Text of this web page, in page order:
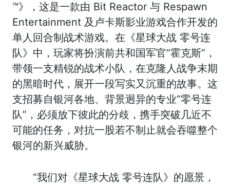
™》，这是一款由 Bit Reactor 与 Respawn
Entertainment 及卢卡斯影业游戏合作开发的
单人回合制战术游戏。在《星球大战 零号连
队》中，玩家将扮演前共和国军官“霍克斯”，
带领一支精锐的战术小队，在克隆人战争末期
的黑暗时代，展开一段写实又沉重的故事。这
支招募自银河各地、背景迥异的专业“零号连
队”，必须放下彼此的分歧，携手突破几近不
可能的任务，对抗一股若不制止就会吞噬整个
银河的新兴威胁。
“我们对《星球大战 零号连队》的愿景，